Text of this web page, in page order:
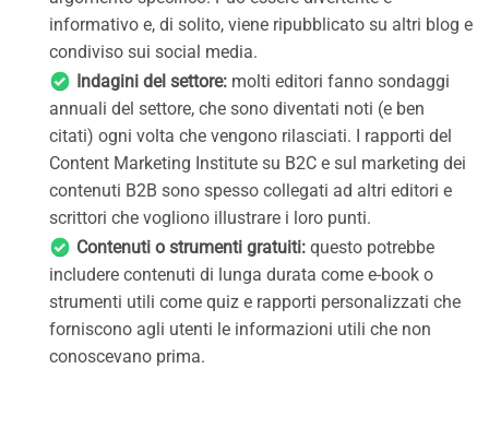
informativo e, di solito, viene ripubblicato su altri blog e
condiviso sui social media.
Indagini del settore: molti editori fanno sondaggi
annuali del settore, che sono diventati noti (e ben
citati) ogni volta che vengono rilasciati. I rapporti del
Content Marketing Institute su B2C e sul marketing dei
contenuti B2B sono spesso collegati ad altri editori e
scrittori che vogliono illustrare i loro punti.
Contenuti o strumenti gratuiti: questo potrebbe
includere contenuti di lunga durata come e-book o
strumenti utili come quiz e rapporti personalizzati che
forniscono agli utenti le informazioni utili che non
conoscevano prima.